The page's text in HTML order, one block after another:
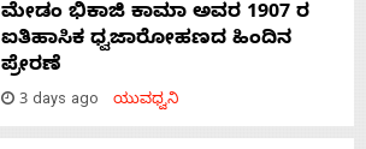
ಮೇಡಂ ಭಿಕಾಜಿ ಕಾಮಾ ಅವರ 1907 ರ
ಐತಿಹಾಸಿಕ ಧ್ವಜಾರೋಹಣದ ಹಿಂದಿನ
ಪ್ರೇರಣೆ
3 days ago ಯುವಧ್ವನಿ